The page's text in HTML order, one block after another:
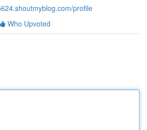
profile
Who Upvoted